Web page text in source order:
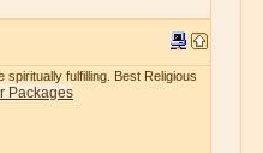
fulfilling. Best Religious
Packages